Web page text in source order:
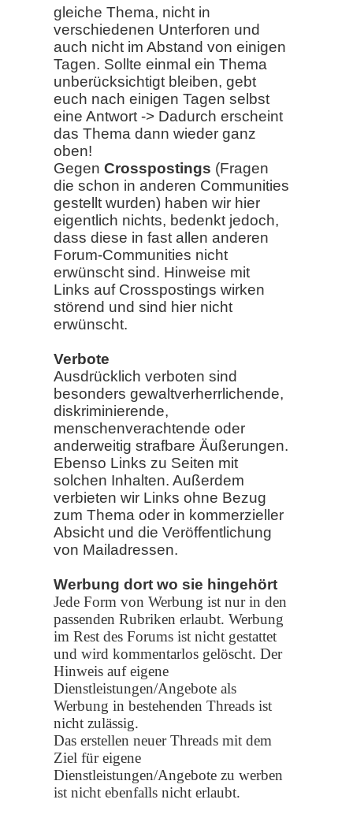
gleiche Thema, nicht in
verschiedenen Unterforen und
auch nicht im Abstand von einigen
Tagen. Sollte einmal ein Thema
unberücksichtigt bleiben, gebt
euch nach einigen Tagen selbst
eine Antwort -> Dadurch erscheint
das Thema dann wieder ganz
oben!
GegenCrosspostings (Fragen
die schon in anderen Communities
gestellt wurden) haben wir hier
eigentlich nichts, bedenkt jedoch,
dass diese in fast allen anderen
Forum-Communities nicht
erwünscht sind. Hinweise mit
Links auf Crosspostings wirken
störend und sind hier nicht
erwünscht.
Verbote
Ausdrücklich verboten sind
besonders gewaltverherrlichende,
diskriminierende,
menschenverachtende oder
anderweitig strafbare Äußerungen.
Ebenso Links zu Seiten mit
solchen Inhalten. Außerdem
verbieten wir Links ohne Bezug
zum Thema oder in kommerzieller
Absicht und die Veröffentlichung
von Mailadressen.
Werbung dort wo sie hingehört
Jede Form von Werbung ist nur in den
passenden Rubriken erlaubt. Werbung
im Rest des Forums ist nicht gestattet
und wird kommentarlos gelöscht. Der
Hinweis auf eigene
Dienstleistungen/Angebote als
Werbung in bestehenden Threads ist
nicht zulässig.
Das erstellen neuer Threads mit dem
Ziel für eigene
Dienstleistungen/Angebote zu werben
ist nicht ebenfalls nicht erlaubt.